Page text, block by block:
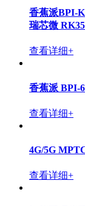
香蕉派BPI-
瑞芯微
查看详细+
香蕉派 BPI-
查看详细+
4G/5G
查看详细+